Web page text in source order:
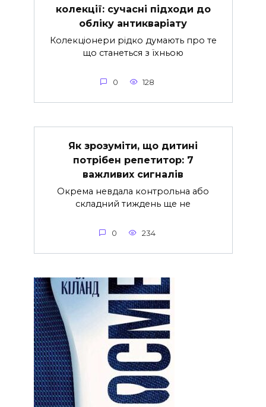
колекції: сучасні підходи до
обліку антикваріату
Колекціонери рідко думають про те
що станеться з їхньою
0 128
Як зрозуміти, що дитині
потрібен репетитор: 7
важливих сигналів
Окрема невдала контрольна або
складний тиждень ще не
0 234